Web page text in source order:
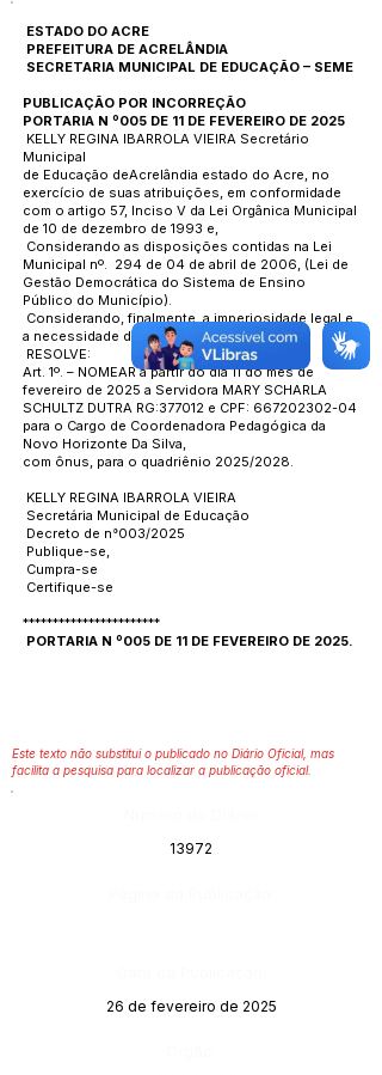
ESTADO DO ACRE
PREFEITURA DE ACRELÂNDIA
SECRETARIA MUNICIPAL DE EDUCAÇÃO – SEME
PUBLICAÇÃO POR INCORREÇÃO
PORTARIA N º005 DE 11 DE FEVEREIRO DE 2025
KELLY REGINA IBARROLA VIEIRA Secretário
Municipal
de Educação deAcrelândia estado do Acre, no
exercício de suas atribuições, em conformidade
com o artigo 57, Inciso V da Lei Orgânica Municipal
de 10 de dezembro de 1993 e,
Considerando as disposições contidas na Lei
Municipal nº. 294 de 04 de abril de 2006, (Lei de
Gestão Democrática do Sistema de Ensino
Público do Município).
Considerando, finalmente, a imperiosidade legal e
a necessidade de disciplinar o assunto
RESOLVE:
Art. 1º. – NOMEAR a partir do dia 11 do mês de
fevereiro de 2025 a Servidora MARY SCHARLA
SCHULTZ DUTRA RG:377012 e CPF: 667202302-04
para o Cargo de Coordenadora Pedagógica da
Novo Horizonte Da Silva,
com ônus, para o quadriênio 2025/2028.
KELLY REGINA IBARROLA VIEIRA
Secretária Municipal de Educação
Decreto de n°003/2025
Publique-se,
Cumpra-se
Certifique-se
***********************
PORTARIA N º005 DE 11 DE FEVEREIRO DE 2025.
Este texto não substitui o publicado no Diário Oficial, mas
facilita a pesquisa para localizar a publicação oficial.
13972
26 de fevereiro de 2025